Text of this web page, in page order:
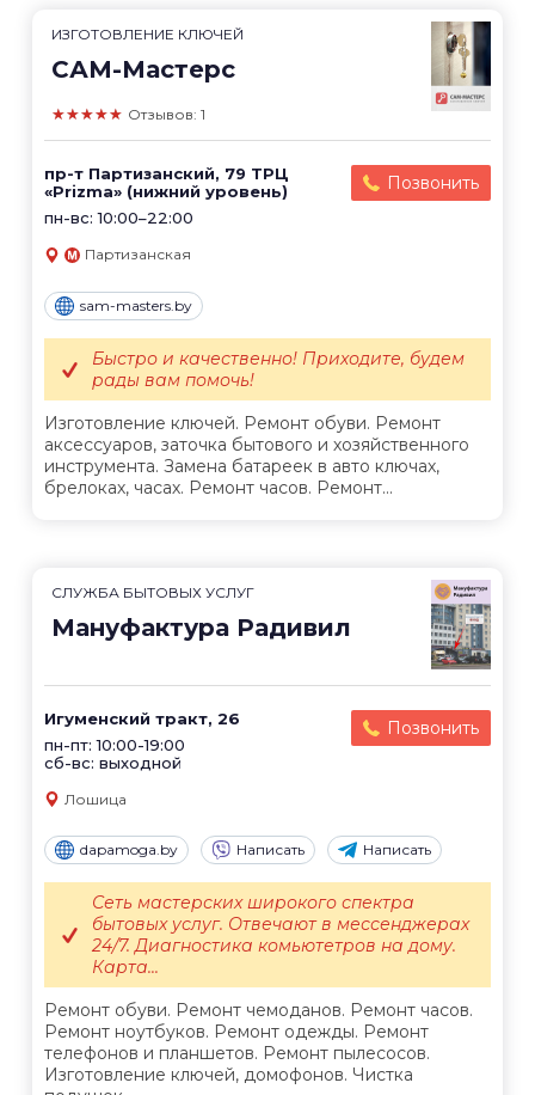
ИЗГОТОВЛЕНИЕ КЛЮЧЕЙ
САМ-Мастерс
★★★★★ Отзывов: 1
пр-т Партизанский, 79 ТРЦ
«Prizma» (нижний уровень)
пн-вс: 10:00–22:00
Позвонить
Партизанская
sam-masters.by
Изготовление ключей. Ремонт обуви. Ремонт
аксессуаров, заточка бытового и хозяйственного
инструмента. Замена батареек в авто ключах,
брелоках, часах. Ремонт часов. Ремонт...
Быстро и качественно! Приходите, будем
рады вам помочь!
СЛУЖБА БЫТОВЫХ УСЛУГ
Мануфактура Радивил
Игуменский тракт, 26
пн-пт: 10:00-19:00
сб-вс: выходной
Позвонить
Лошица
dapamoga.by Написать Написать
Ремонт обуви. Ремонт чемоданов. Ремонт часов.
Ремонт ноутбуков. Ремонт одежды. Ремонт
телефонов и планшетов. Ремонт пылесосов.
Изготовление ключей, домофонов. Чистка
Сеть мастерских широкого спектра
бытовых услуг. Отвечают в мессенджерах
24/7. Диагностика комьютетров на дому.
Карта...